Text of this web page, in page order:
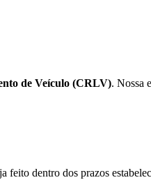
de Veículo (CRLV). Nossa
feito dentro dos prazos